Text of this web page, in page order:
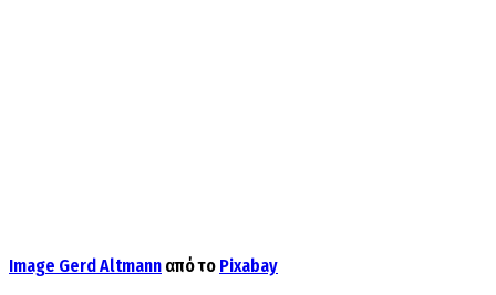
Image Gerd Altmann από το Pixabay